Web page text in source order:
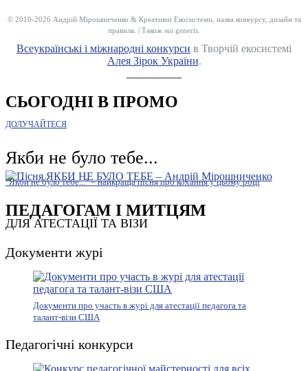
© 2010-2026 Андрій Мірошниченко & Креативні Екосистеми, назва конкурсу, дизайн та
правила. | Також sui generis.
Всеукраїнські і міжнародні конкурси в Творчій екосистемі
Алея Зірок України.
СЬОГОДНІ В ПРОМО
ДОЛУЧАЙТЕСЯ
Якби не було тебе...
"Якби не було тебе..." – найкраща пісня про кохання у цьому році
ПЕДАГОГАМ І МИТЦЯМ
ДЛЯ АТЕСТАЦІЇ ТА ВІЗИ
Документи журі
Документи про участь в журі для атестації педагога та
талант-візи США
Педагогічні конкурси